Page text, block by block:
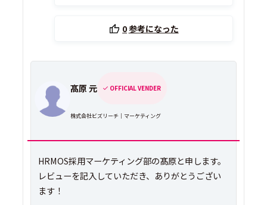
0参考になった
髙原 元 OFFICIAL VENDER
株式会社ビズリーチ｜マーケティング
HRMOS採用マーケティング部の髙原と申します。
レビューを記入していただき、ありがとうござい
ます！